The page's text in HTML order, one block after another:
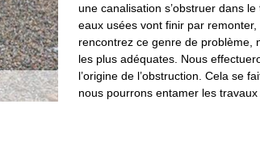
une canalisation s’obstruer dans
eaux usées vont finir par
rencontrez ce genre de problème,
les plus adéquates. Nous
l’origine de l’obstruction. Cela se
nous pourrons entamer les